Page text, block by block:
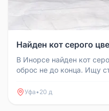
Найден кот серого
В Инорсе найден кот
оброс не до конца. Ищу
Уфа• 20 д